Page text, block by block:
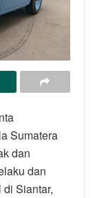
Sumatera
dan
dan
Siantar,